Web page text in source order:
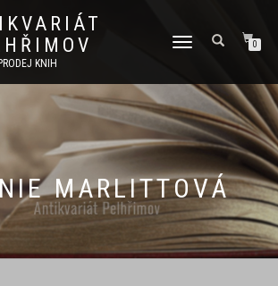
PRODEJ KNIH
PŘEPNOUT
0
MARLITTOVÁ